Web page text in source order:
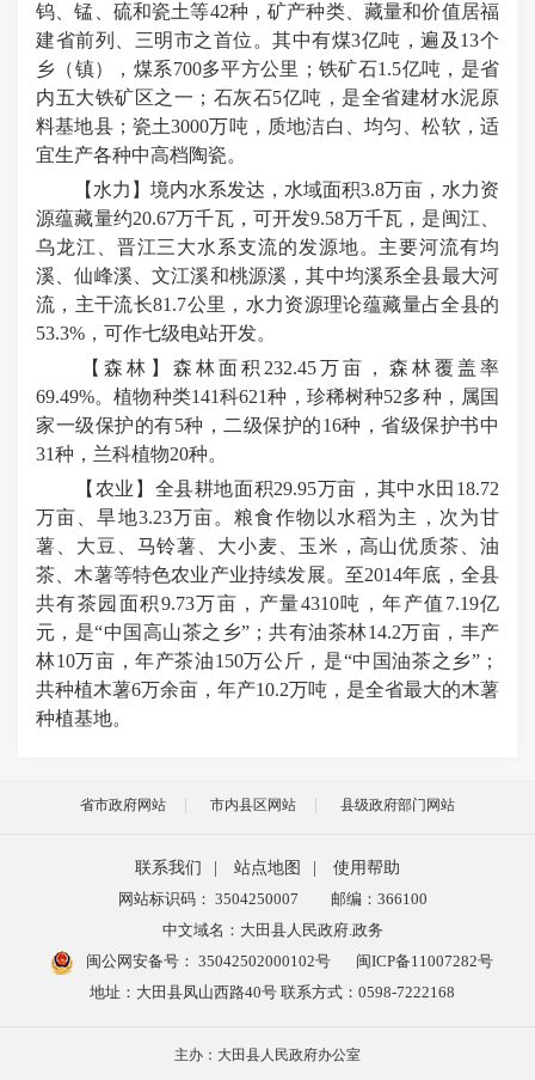
钨、锰、硫和瓷土等42种，矿产种类、藏量和价值居福
建省前列、三明市之首位。其中有煤3亿吨，遍及13个
乡（镇），煤系700多平方公里；铁矿石1.5亿吨，是省
内五大铁矿区之一；石灰石5亿吨，是全省建材水泥原
料基地县；瓷土3000万吨，质地洁白、均匀、松软，适
宜生产各种中高档陶瓷。
【水力】 境内水系发达，水域面积3.8万亩，水力资
源蕴藏量约20.67万千瓦，可开发9.58万千瓦，是闽江、
乌龙江、晋江三大水系支流的发源地。主要河流有均
溪、仙峰溪、文江溪和桃源溪，其中均溪系全县最大河
流，主干流长81.7公里，水力资源理论蕴藏量占全县的
53.3%，可作七级电站开发。
【森林】森林面积232.45万亩，森林覆盖率
69.49%。植物种类141科621种，珍稀树种52多种，属国
家一级保护的有5种，二级保护的16种，省级保护书中
31种，兰科植物20种。
【农业】全县耕地面积29.95万亩，其中水田18.72
万亩、旱地3.23万亩。粮食作物以水稻为主，次为甘
薯、大豆、马铃薯、大小麦、玉米，高山优质茶、油
茶、木薯等特色农业产业持续发展。至2014年底，全县
共有茶园面积9.73万亩，产量4310吨，年产值7.19亿
元，是“中国高山茶之乡”；共有油茶林14.2万亩，丰产
林10万亩，年产茶油150万公斤，是“中国油茶之乡”；
共种植木薯6万余亩，年产10.2万吨，是全省最大的木薯
种植基地。
省市政府网站 市内县区网站 县级政府部门网站
联系我们 站点地图
使用帮助
网站标识码： 3504250007
邮编：366100
中文域名：大田县人民政府.政务
闽公网安备号： 35042502000102号
闽ICP备11007282号
地址：大田县凤山西路40号 联系方式：0598-7222168
主办：大田县人民政府办公室